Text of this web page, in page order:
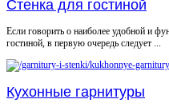
Стенка для гостиной
Если говорить о наиболее удобной и
гостиной, в первую очередь следует ...
Кухонные гарнитуры